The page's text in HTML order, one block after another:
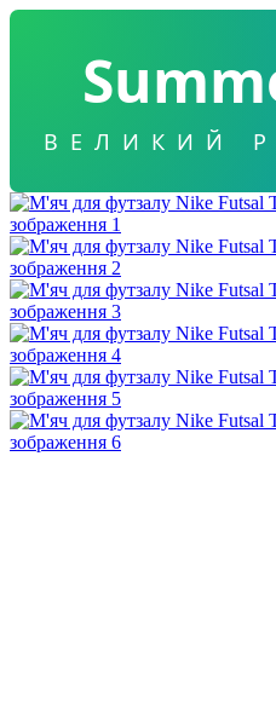
ВЕЛИКИЙ